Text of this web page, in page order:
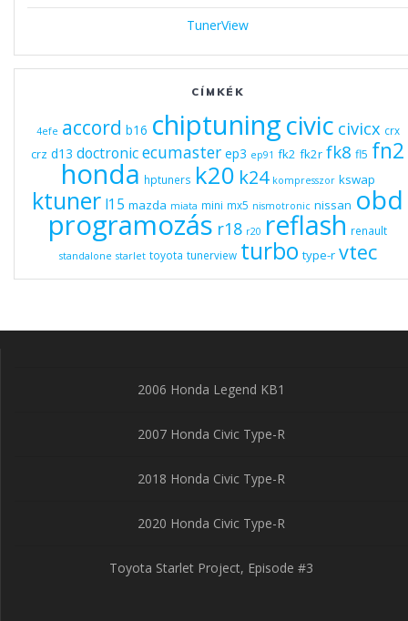
TunerView
CÍMKÉK
4efe accord b16 chiptuningcivic civicx crx
crz d13 doctronicecumaster ep3 ep91 fk2 fk2r fk8 fl5 fn2
honda hptuners k20 k24 kompresszor kswap
ktuner l15 mazda miata mini mx5 nismotronic nissan obd
programozás r18 r20 reflash renault
standalone starlet toyota tunerview turbo type-r vtec
2006 Honda Legend KB1
2007 Honda Civic Type-R
2018 Honda Civic Type-R
2020 Honda Civic Type-R
Toyota Starlet Project, Episode #3